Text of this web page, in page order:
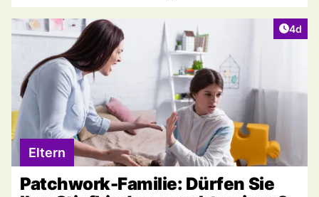
4d
Eltern
Patchwork-Familie: Dürfen Sie